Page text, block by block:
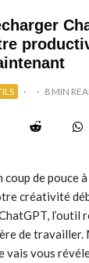
· · 8 MIN
coup de pouce
créativité
de travailler.
vais vous